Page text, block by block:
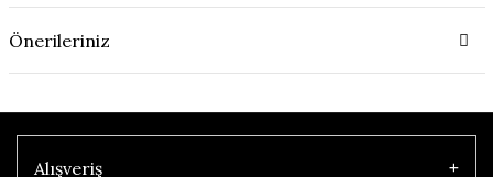
Önerileriniz
Alışveriş